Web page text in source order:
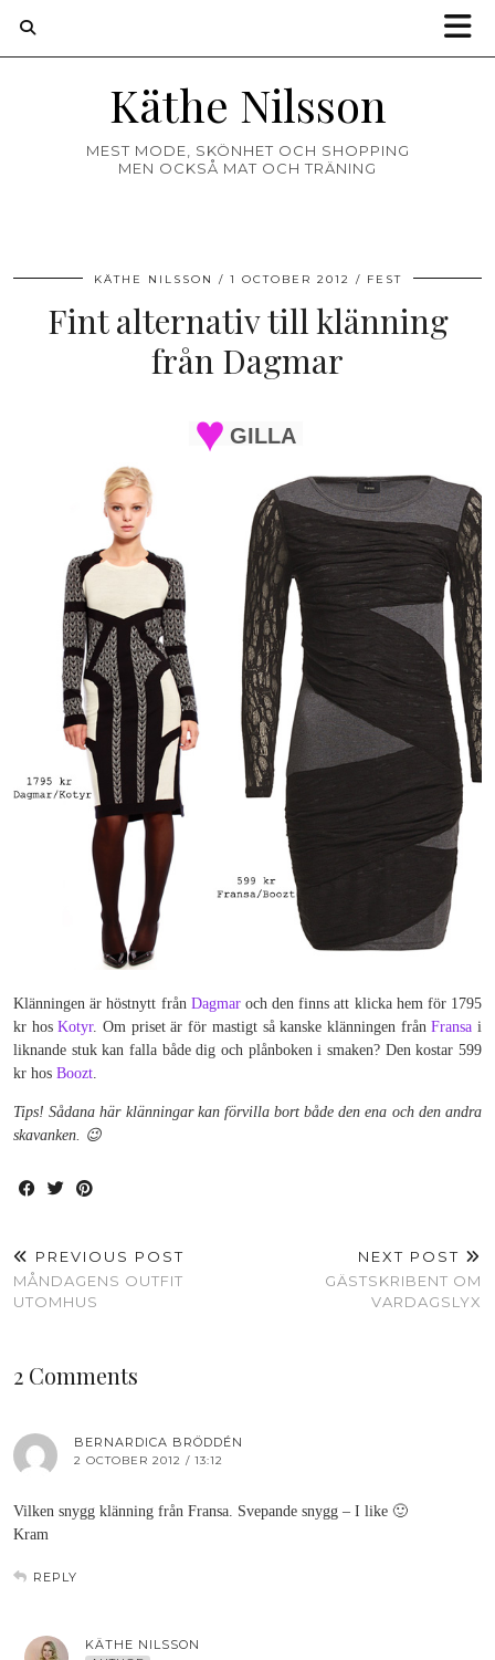
Käthe Nilsson
MEST MODE, SKÖNHET OCH SHOPPING
MEN OCKSÅ MAT OCH TRÄNING
KÄTHE NILSSON 1 OCTOBER 2012 FEST
Fint alternativ till klänning
från Dagmar
GILLA
Klänningen är höstnytt från Dagmaroch den finns att klicka hem för 1795
kr hosKotyr. Om priset är för mastigt så kanske klänningen frånFransa i
liknande stuk kan falla både dig och plånboken i smaken? Den kostar 599
kr hos Boozt.
Tips! Sådana här klänningar kan förvilla bort både den ena och den andra
skavanken. 😉
PREVIOUS POST
MÅNDAGENS OUTFIT
UTOMHUS
NEXT POST
GÄSTSKRIBENT OM
VARDAGSLYX
2 Comments
BERNARDICA BRÖDDÉN
2 OCTOBER 2012 / 13:12
Vilken snygg klänning från Fransa. Svepande snygg – I like 🙂
Kram
REPLY
KÄTHE NILSSON